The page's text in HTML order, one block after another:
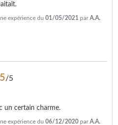
expérience du 01/05/2021 parA.A.
5/5
un certain charme.
expérience du 06/12/2020 parA.A.